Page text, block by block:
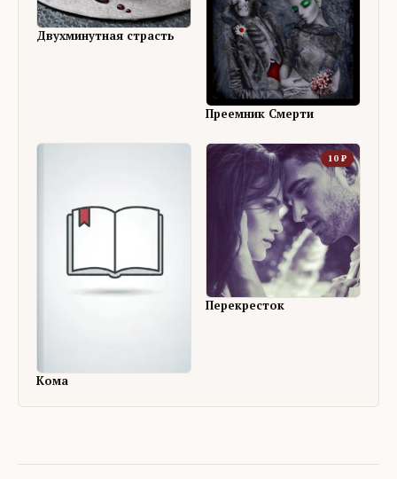
Двухминутная страсть
Преемник Смерти
Кома
10 ₽
Перекресток